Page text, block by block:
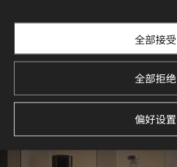
全部接受
全部拒绝
偏好设置